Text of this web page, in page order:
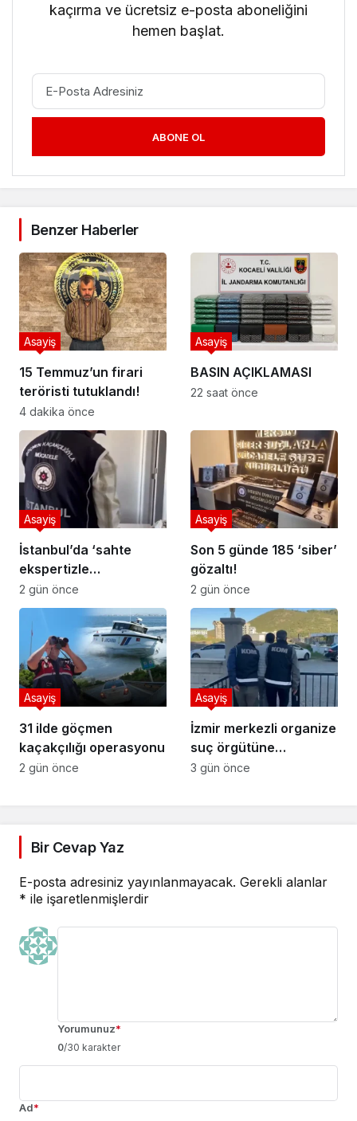
kaçırma ve ücretsiz e-posta aboneliğini
hemen başlat.
ABONE OL
Benzer Haberler
15 Temmuz’un firari
teröristi tutuklandı!
Asayiş
4 dakika önce
BASIN AÇIKLAMASI
Asayiş
22 saat önce
İstanbul’da ‘sahte
ekspertizle
vatandaşlık’
operasyonu
Asayiş
2 gün önce
Son 5 günde 185 ‘siber’
gözaltı!
Asayiş
2 gün önce
31 ilde göçmen
kaçakçılığı operasyonu
Asayiş
2 gün önce
İzmir merkezli organize
suç örgütüne
operasyon
Asayiş
3 gün önce
Bir Cevap Yaz
E-posta adresiniz yayınlanmayacak. Gerekli alanlar
* ile işaretlenmişlerdir
Yorumunuz*
0/30 karakter
Ad*